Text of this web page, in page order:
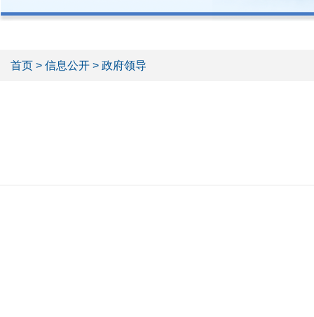
首页 > 信息公开 > 政府领导